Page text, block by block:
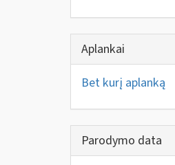
Aplankai
Bet kurį aplanką
Parodymo data